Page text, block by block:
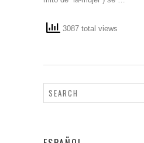
3087 total views